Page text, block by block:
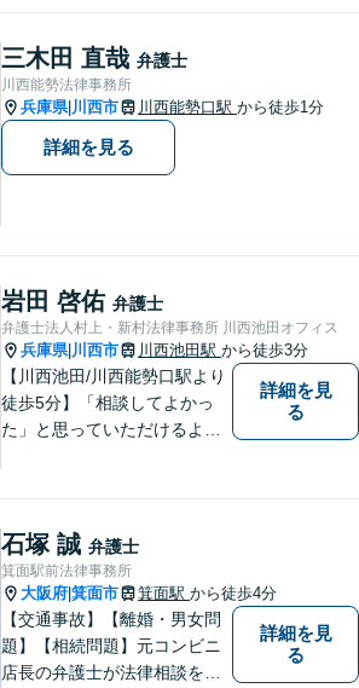
三木田 直哉 弁護士
川西能勢法律事務所
兵庫県| 川西市 川西能勢口駅 から徒歩1分
詳細を見る
岩田 啓佑 弁護士
弁護士法人村上・新村法律事務所 川西池田オフィス
兵庫県| 川西市 川西池田駅 から徒歩3分
【川西池田/川西能勢口駅より
徒歩5分】「相談してよかっ
た」と思っていただけるよう
ことなく私にご相談くださ
い。
詳細を見
る
石塚 誠 弁護士
箕面駅前法律事務所
大阪府 箕面市 箕面駅 から徒歩4分
【交通事故】【離婚・男女問
題】【相続問題】元コンビニ
店長の弁護士が法律相談を承
詳細を見
る